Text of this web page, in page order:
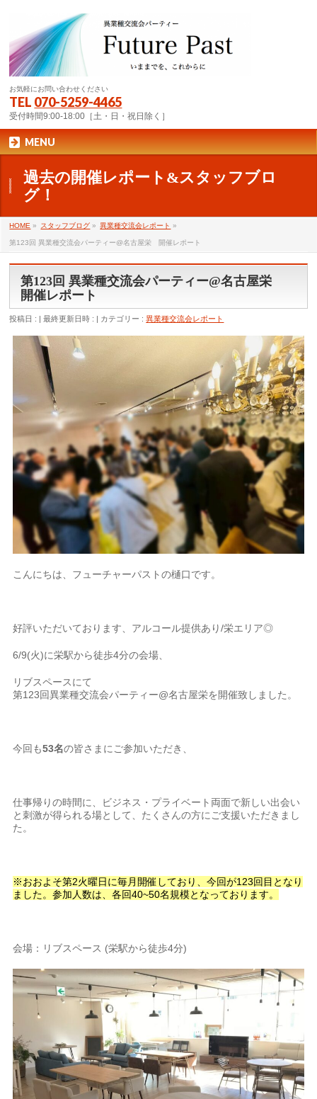
お気軽にお問い合わせください
TEL 070-5259-4465
受付時間9:00-18:00［土・日・祝日除く］
MENU
過去の開催レポート&スタッフブロ
グ！
HOME » スタッフブログ » 異業種交流会レポート »
第123回 異業種交流会パーティー@名古屋栄 開催レポート
第123回 異業種交流会パーティー@名古屋栄
開催レポート
投稿日 : 最終更新日時 : カテゴリー :異業種交流会レポート
こんにちは、フューチャーパストの樋口です。
好評いただいております、アルコール提供あり/栄エリア◎
6/9(火)に栄駅から徒歩4分の会場、
リブスペースにて
第123回異業種交流会パーティー@名古屋栄を開催致しました。
今回も53名の皆さまにご参加いただき、
仕事帰りの時間に、ビジネス・プライベート両面で新しい出会い
と刺激が得られる場として、たくさんの方にご支援いただきまし
た。
※おおよそ第2火曜日に毎月開催しており、今回が123回目となり
ました。参加人数は、各回40~50名規模となっております。
会場：リブスペース (栄駅から徒歩4分)